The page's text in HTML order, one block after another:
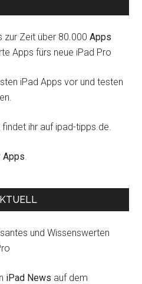
zur Zeit über 80.000Apps
Apps fürs neue iPad Pro
iPad Apps vor und testen
findet ihr auf ipad-tipps.de.
Apps.
und Wissenswerten
iPad News auf dem